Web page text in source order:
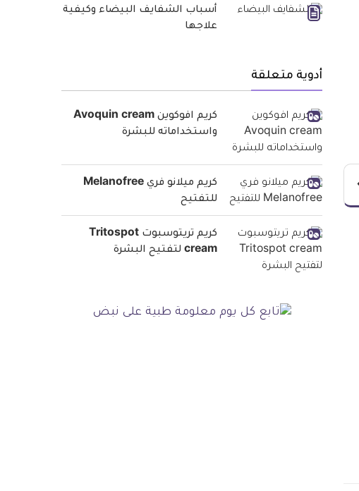
أسباب الشفايف البيضاء وكيفية
علاجها
أدوية متعلقة
كريم افوكوين Avoquin cream
واستخداماته للبشرة
كريم ميلانو فري Melanofree
للتفتيح
كريم تريتوسبوت Tritospot
cream لتفتيح البشرة